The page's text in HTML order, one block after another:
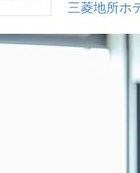
三菱地所ホ